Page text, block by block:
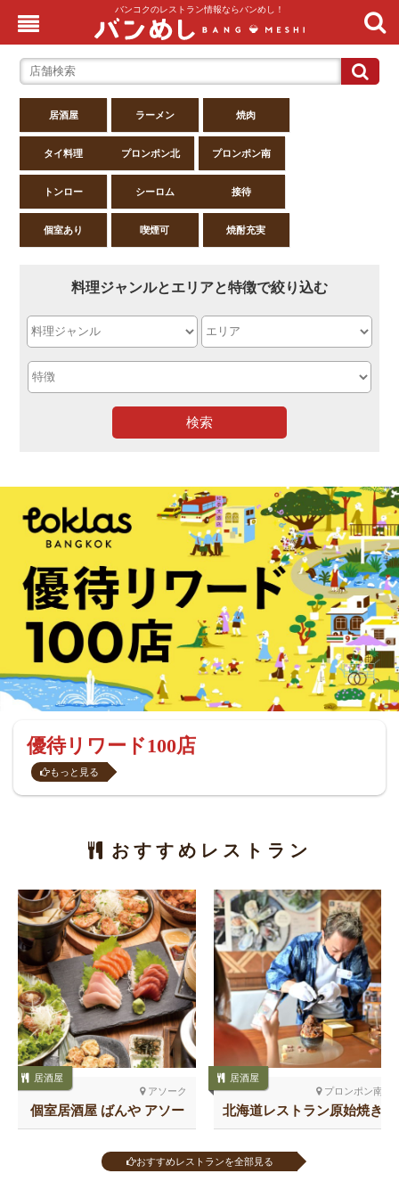
バンコクのレストラン情報ならバンめし！
居酒屋 ラーメン 焼肉
タイ料理 プロンポン北 プロンポン南
トンロー シーロム 接待
個室あり 喫煙可 焼酎充実
料理ジャンルとエリアと特徴で絞り込む
検索
優待リワード100店
もっと見る
おすすめレストラン
アソーク
居酒屋
個室居酒屋 ばんや アソー
ク
プロンポン南
居酒屋
北海道レストラン原始焼き
スクンビット26
おすすめレストランを全部見る